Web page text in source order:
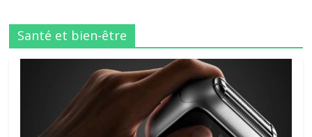
Santé et bien-être